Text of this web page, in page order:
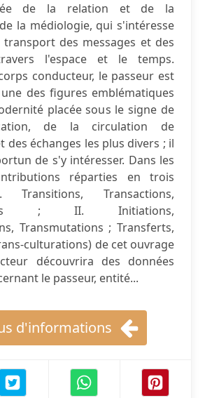
de la relation et de la
la médiologie, qui s'intéresse
des messages et des
l'espace et le temps.
conducteur, le passeur est
des figures emblématiques
placée sous le signe de
de la circulation de
échanges les plus divers ; il
de s'y intéresser. Dans les
réparties en trois
Transactions,
; II. Initiations,
Transmutations ; Transferts,
culturations) de cet ouvrage
découvrira des données
le passeur, entité...
d'informations